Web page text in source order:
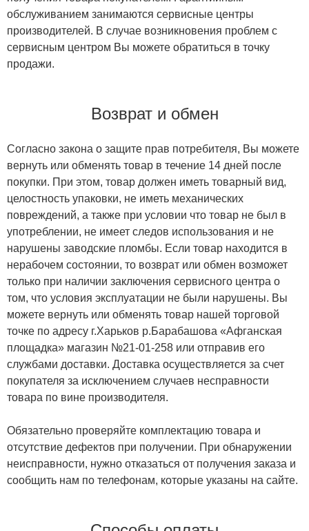
обслуживанием занимаются сервисные центры
производителей. В случае возникновения проблем с
сервисным центром Вы можете обратиться в точку
продажи.
Возврат и обмен
Согласно закона о защите прав потребителя, Вы можете
вернуть или обменять товар в течение 14 дней после
покупки. При этом, товар должен иметь товарный вид,
целостность упаковки, не иметь механических
повреждений, а также при условии что товар не был в
употреблении, не имеет следов использования и не
нарушены заводские пломбы. Если товар находится в
нерабочем состоянии, то возврат или обмен возможет
только при наличии заключения сервисного центра о
том, что условия эксплуатации не были нарушены. Вы
можете вернуть или обменять товар нашей торговой
точке по адресу г.Харьков р.Барабашова «Афганская
площадка» магазин №21-01-258 или отправив его
службами доставки. Доставка осуществляется за счет
покупателя за исключением случаев несправности
товара по вине производителя.
Обязательно проверяйте комплектацию товара и
отсутствие дефектов при получении. При обнаружении
неисправности, нужно отказаться от получения заказа и
сообщить нам по телефонам, которые указаны на сайте.